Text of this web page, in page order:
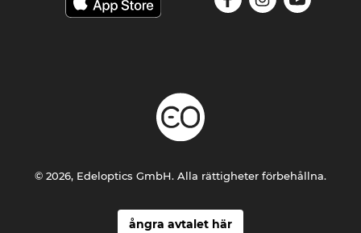
ångra avtalet här
© 2026, Edeloptics GmbH. Alla rättigheter förbehållna.